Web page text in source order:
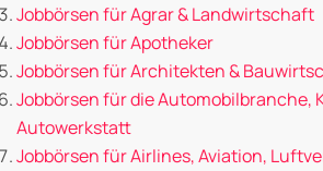
Jobbörsen für Agrar & Landwirtschaft
Jobbörsen für Apotheker
Jobbörsen für Architekten &
Jobbörsen für die Automobilbranche,
Autowerkstatt
Jobbörsen für Airlines, Aviation,